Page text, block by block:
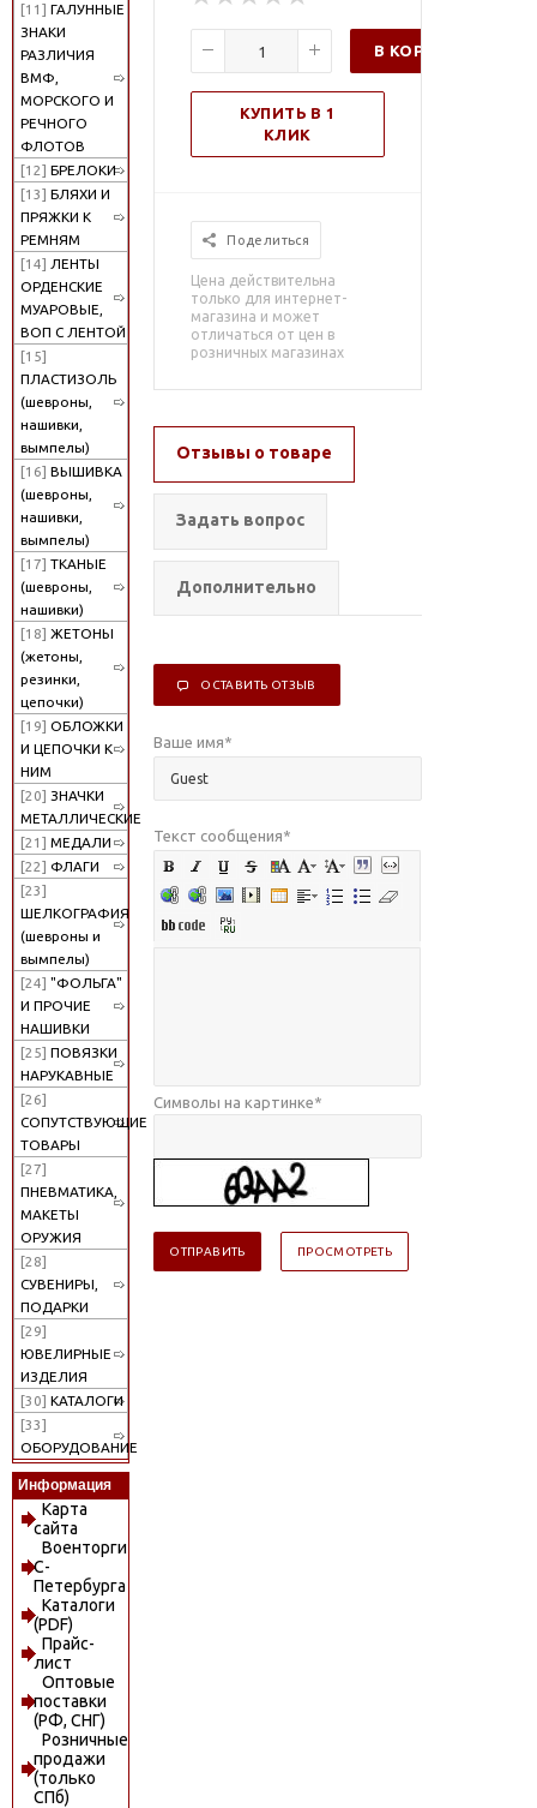
[11] ГАЛУННЫЕ
ЗНАКИ
РАЗЛИЧИЯ
ВМФ,
МОРСКОГО И
РЕЧНОГО
ФЛОТОВ
[12] БРЕЛОКИ
[13] БЛЯХИ И
ПРЯЖКИ К
РЕМНЯМ
[14] ЛЕНТЫ
ОРДЕНСКИЕ
МУАРОВЫЕ,
ВОП С ЛЕНТОЙ
[15]
ПЛАСТИЗОЛЬ
(шевроны,
нашивки,
вымпелы)
[16] ВЫШИВКА
(шевроны,
нашивки,
вымпелы)
[17] ТКАНЫЕ
(шевроны,
нашивки)
[18] ЖЕТОНЫ
(жетоны,
резинки,
цепочки)
[19] ОБЛОЖКИ
И ЦЕПОЧКИ К
НИМ
[20] ЗНАЧКИ
МЕТАЛЛИЧЕСКИЕ
[21] МЕДАЛИ
[22] ФЛАГИ
[23]
ШЕЛКОГРАФИЯ
(шевроны и
вымпелы)
[24] "ФОЛЬГА"
И ПРОЧИЕ
НАШИВКИ
[25] ПОВЯЗКИ
НАРУКАВНЫЕ
[26]
СОПУТСТВУЮЩИЕ
ТОВАРЫ
[27]
ПНЕВМАТИКА,
МАКЕТЫ
ОРУЖИЯ
[28]
СУВЕНИРЫ,
ПОДАРКИ
[29]
ЮВЕЛИРНЫЕ
ИЗДЕЛИЯ
[30] КАТАЛОГИ
[33]
ОБОРУДОВАНИЕ
Информация
Карта
сайта
Военторги
С-
Петербурга
Каталоги
(PDF)
Прайс-
лист
Оптовые
поставки
(РФ, СНГ)
Розничные
продажи
(только
СПб)
В КОРЗИНУ
КУПИТЬ В 1
КЛИК
Поделиться
Цена действительна
только для интернет-
магазина и может
отличаться от цен в
розничных магазинах
Отзывы о товаре
Задать вопрос
Дополнительно
ОСТАВИТЬ ОТЗЫВ
Ваше имя*
Текст сообщения*
Символы на картинке*